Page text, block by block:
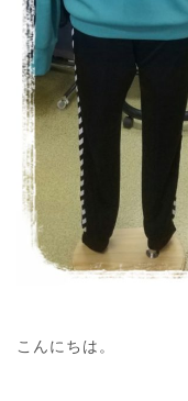
こんにちは。